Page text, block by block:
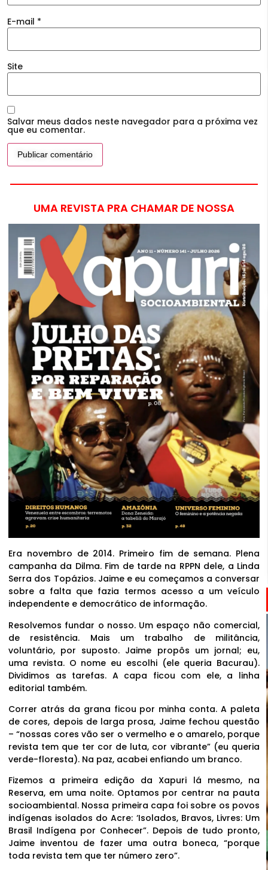
E-mail *
Site
Salvar meus dados neste navegador para a próxima vez
que eu comentar.
UMA REVISTA PRA CHAMAR DE NOSSA
Era novembro de 2014. Primeiro fim de semana. Plena
campanha da Dilma. Fim de tarde na RPPN dele, a Linda
Serra dos Topázios. Jaime e eu começamos a conversar
sobre a falta que fazia termos acesso a um veículo
independente e democrático de informação.
Resolvemos fundar o nosso. Um espaço não comercial,
de resistência. Mais um trabalho de militância,
voluntário, por suposto. Jaime propôs um jornal; eu,
uma revista. O nome eu escolhi (ele queria Bacurau).
Dividimos as tarefas. A capa ficou com ele, a linha
editorial também.
Correr atrás da grana ficou por minha conta. A paleta
de cores, depois de larga prosa, Jaime fechou questão
– “nossas cores vão ser o vermelho e o amarelo, porque
revista tem que ter cor de luta, cor vibrante” (eu queria
verde-floresta). Na paz, acabei enfiando um branco.
Fizemos a primeira edição da Xapuri lá mesmo, na
Reserva, em uma noite. Optamos por centrar na pauta
socioambiental. Nossa primeira capa foi sobre os povos
indígenas isolados do Acre: ‘Isolados, Bravos, Livres: Um
Brasil Indígena por Conhecer”. Depois de tudo pronto,
Jaime inventou de fazer uma outra boneca, “porque
toda revista tem que ter número zero”.